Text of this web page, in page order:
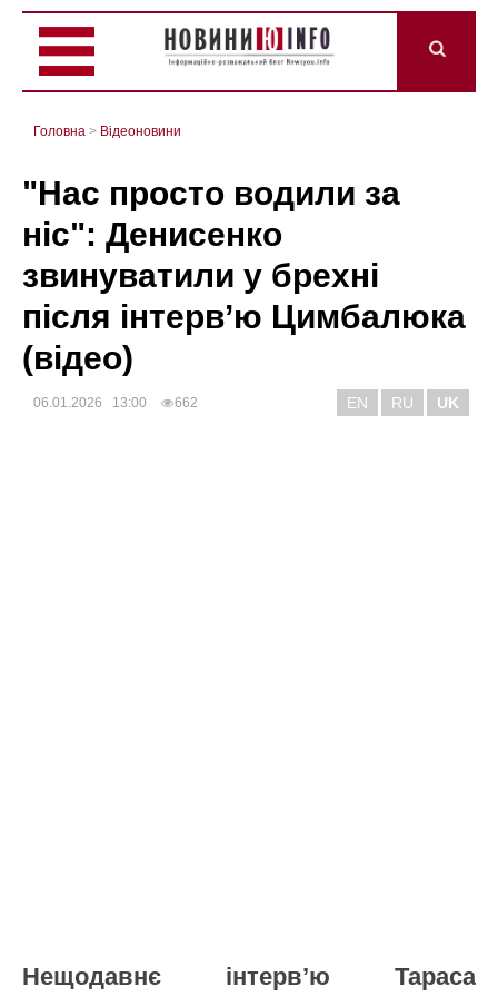
Головна > Відеоновини
"Нас просто водили за
ніс": Денисенко
звинуватили у брехні
після інтерв’ю Цимбалюка
(відео)
06.01.2026 13:00 662 EN RU UK
Нещодавнє інтерв’ю Тараса